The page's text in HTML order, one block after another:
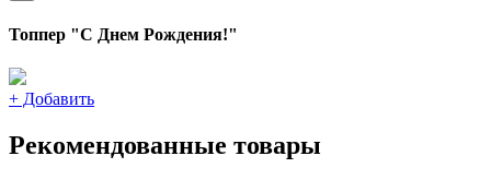
Топпер "С Днем Рождения!"
+ Добавить
Рекомендованные товары